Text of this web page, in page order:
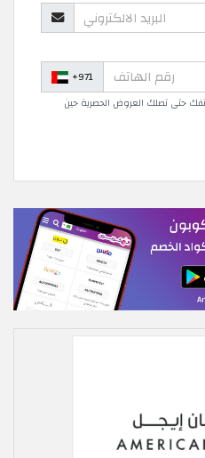
+971
حتى تصلك العروض الحصرية حين